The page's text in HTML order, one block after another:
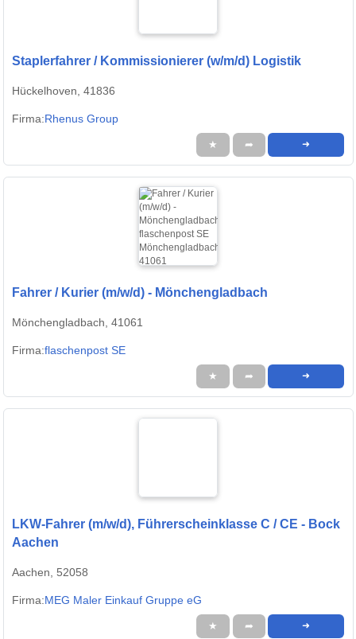
Staplerfahrer / Kommissionierer (w/m/d) Logistik
Hückelhoven, 41836
Firma:Rhenus Group
★ ➦ ➜
Fahrer / Kurier (m/w/d) - Mönchengladbach
Mönchengladbach, 41061
Firma:flaschenpost SE
★ ➦ ➜
LKW-Fahrer (m/w/d), Führerscheinklasse C / CE - Bock
Aachen
Aachen, 52058
Firma:MEG Maler Einkauf Gruppe eG
★ ➦ ➜